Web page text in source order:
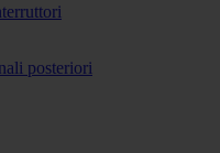
posteriori